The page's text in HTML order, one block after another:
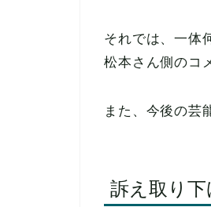
それでは、一体
松本さん側のコ
また、今後の芸
訴え取り